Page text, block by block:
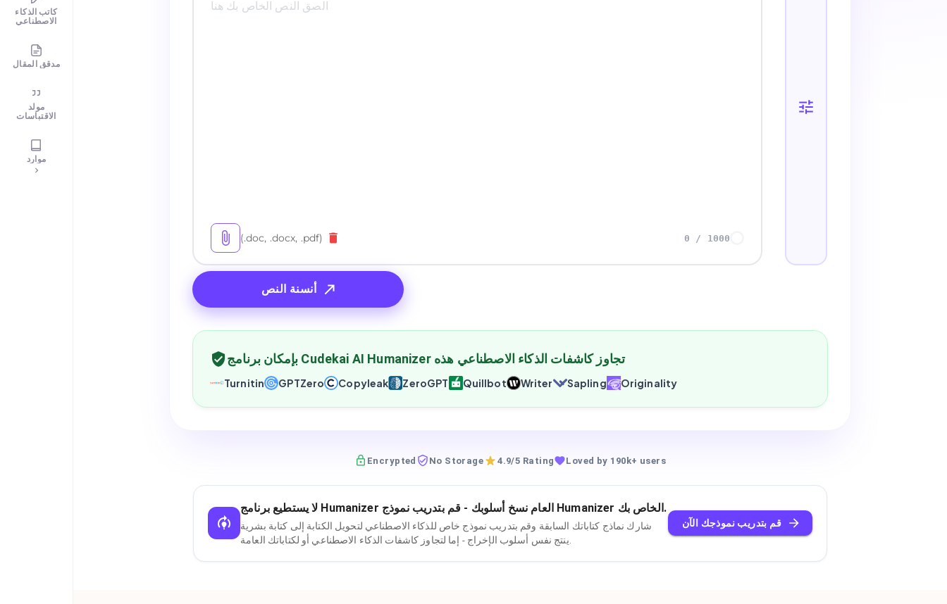
كاتب الذكاء
الاصطناعي
مدقق المقال
مولد
الاقتباسات
موارد
(.doc, .docx, .pdf) 0 / 1000
أنسنة النص
بإمكان برنامج Cudekai AI Humanizer تجاوز كاشفات الذكاء الاصطناعي هذه
Turnitin GPTZero Copyleak ZeroGPT Quillbot Writer Sapling Originality
Encrypted No Storage 4.9/5 Rating Loved by 190k+ users
لا يستطيع برنامج Humanizer العام نسخ أسلوبك - قم بتدريب نموذج Humanizer الخاص بك.
شارك نماذج كتاباتك السابقة وقم بتدريب نموذج خاص للذكاء الاصطناعي لتحويل الكتابة إلى كتابة بشرية
قم بتدريب نموذجك الآن